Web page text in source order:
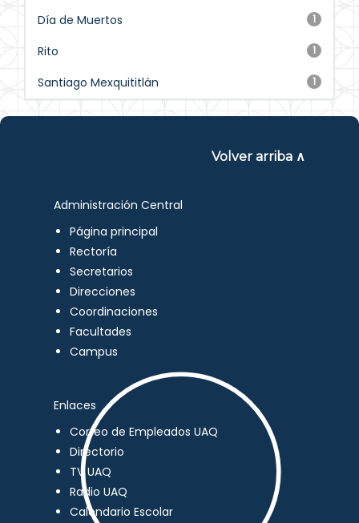
1
Día de Muertos
1
Rito
1
Santiago Mexquititlán
Volver arriba ∧
Administración Central
Página principal
Rectoría
Secretarios
Direcciones
Coordinaciones
Facultades
Campus
Enlaces
Correo de Empleados UAQ
Directorio
TV UAQ
Radio UAQ
Calendario Escolar